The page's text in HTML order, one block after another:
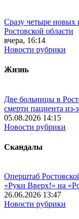
Сразу четыре новых
Ростовской области
вчера, 16:14
Новости рубрики
Жизнь
Две больницы в
смерти пациента из-
05.08.2026 14:15
Новости рубрики
Скандалы
Оперштаб
«Руки Вверх!» на
26.06.2026 13:47
Новости рубрики